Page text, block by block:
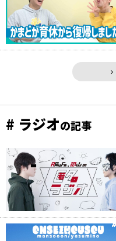
# ラジオの記事